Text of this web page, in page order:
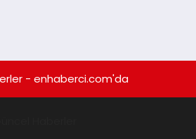
- enhaberci.com'da